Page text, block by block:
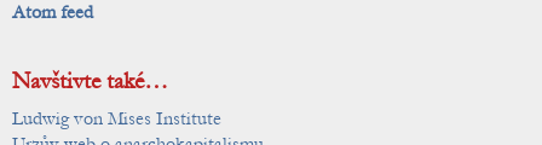
Atom feed
Navštivte také…
Ludwig von Mises Institute